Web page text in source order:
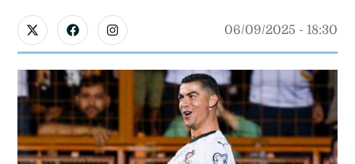
06/09/2025 - 18:30